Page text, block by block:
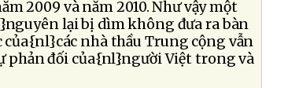
2009 và năm 2010. Như vậy một
lại bị dìm không đưa ra bàn
nhà thầu Trung cộng vẫn
phản đối của{nl}người Việt trong và